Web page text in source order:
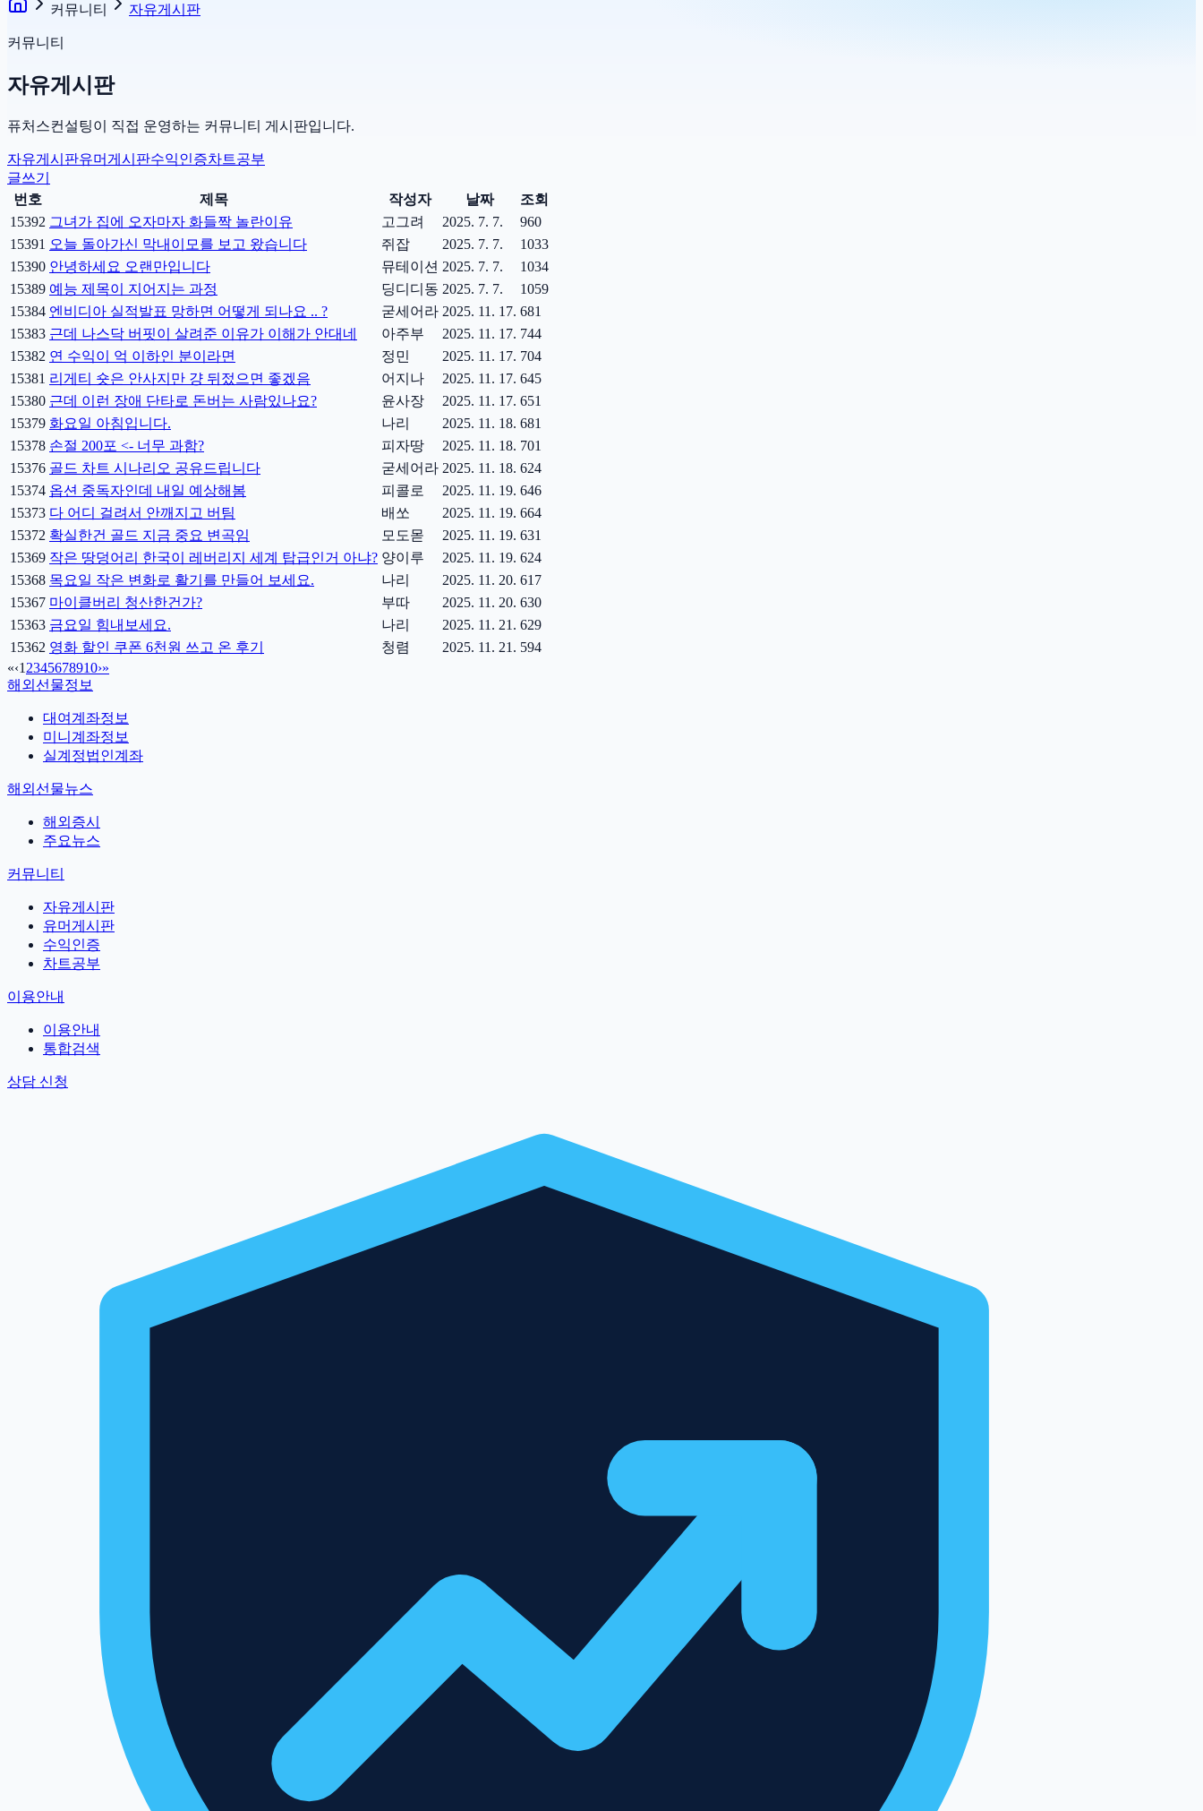
커뮤니티 자유게시판
커뮤니티
자유게시판
퓨처스컨설팅이 직접 운영하는 커뮤니티 게시판입니다.
자유게시판유머게시판수익인증차트공부
글쓰기
번호
제목 작성자 날짜
조회
15392 그녀가 집에 오자마자 화들짝 놀란이유 고그려 2025. 7. 7.
960
15391 오늘 돌아가신 막내이모를 보고 왔습니다 쥐잡 2025. 7. 7.
1033
15390 안녕하세요 오랜만입니다 뮤테이션 2025. 7. 7.
1034
15389 예능 제목이 지어지는 과정 딩디디동 2025. 7. 7.
1059
15384 엔비디아 실적발표 망하면 어떻게 되나요 .. ? 굳세어라 2025. 11. 17. 681
15383 근데 나스닥 버핏이 살려준 이유가 이해가 안대네 아주부 2025. 11. 17. 744
15382 연 수익이 억 이하인 분이라면 정민 2025. 11. 17. 704
15381 리게티 숏은 안사지만 걍 뒤젔으면 좋겠음 어지나 2025. 11. 17. 645
15380 근데 이런 장애 단타로 돈버는 사람있나요? 윤사장 2025. 11. 17. 651
15379 화요일 아침입니다. 나리 2025. 11. 18. 681
15378 손절 200포 <- 너무 과함? 피자땅 2025. 11. 18. 701
15376 골드 차트 시나리오 공유드립니다 굳세어라 2025. 11. 18. 624
15374 옵션 중독자인데 내일 예상해봄 피콜로 2025. 11. 19. 646
15373 다 어디 걸려서 안깨지고 버팀 배쏘 2025. 11. 19. 664
15372 확실한건 골드 지금 중요 변곡임 모도몯 2025. 11. 19. 631
15369 작은 땅덩어리 한국이 레버리지 세계 탑급인거 아냐? 양이루 2025. 11. 19. 624
15368 목요일 작은 변화로 활기를 만들어 보세요. 나리 2025. 11. 20. 617
15367 마이클버리 청산한건가? 부따 2025. 11. 20. 630
15363 금요일 힘내보세요. 나리 2025. 11. 21. 629
15362 영화 할인 쿠폰 6천원 쓰고 온 후기 청렴 2025. 11. 21. 594
«‹1 2345678910›»
해외선물정보
대여계좌정보
미니계좌정보
실계정법인계좌
해외선물뉴스
해외증시
주요뉴스
커뮤니티
자유게시판
유머게시판
수익인증
차트공부
이용안내
이용안내
통합검색
상담 신청